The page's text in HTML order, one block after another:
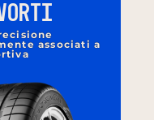
associati a